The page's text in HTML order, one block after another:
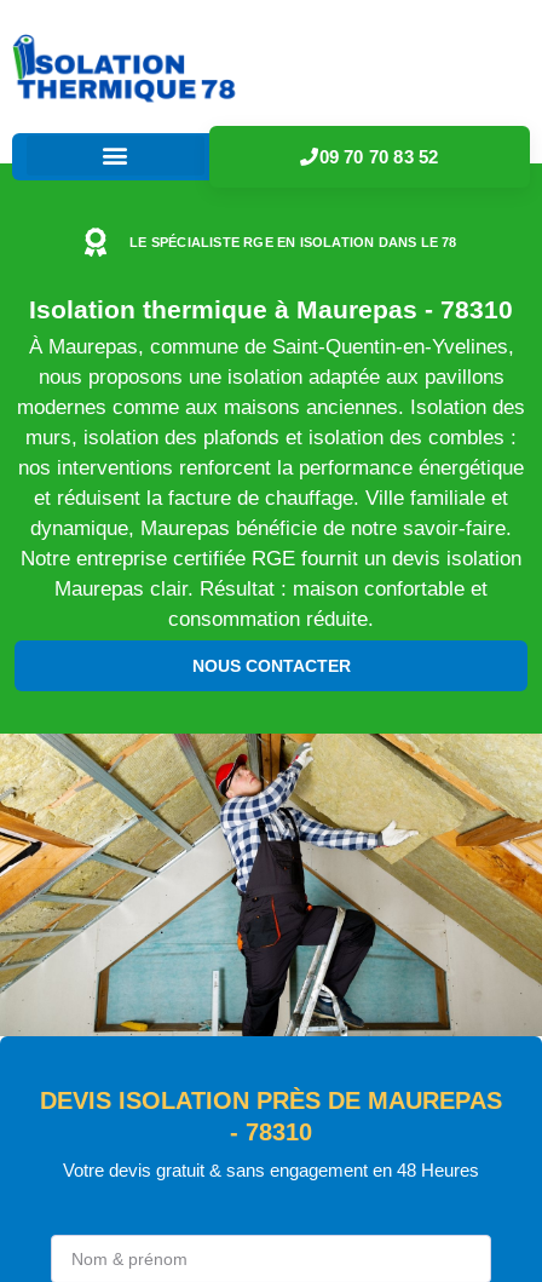
09 70 70 83 52
LE SPÉCIALISTE RGE EN ISOLATION DANS LE 78
Isolation thermique à Maurepas - 78310
À Maurepas, commune de Saint-Quentin-en-Yvelines,
nous proposons une isolation adaptée aux pavillons
modernes comme aux maisons anciennes. Isolation des
murs, isolation des plafonds et isolation des combles :
nos interventions renforcent la performance énergétique
et réduisent la facture de chauffage. Ville familiale et
dynamique, Maurepas bénéficie de notre savoir-faire.
Notre entreprise certifiée RGE fournit un devis isolation
Maurepas clair. Résultat : maison confortable et
consommation réduite.
NOUS CONTACTER
DEVIS ISOLATION PRÈS DE MAUREPAS
- 78310
Votre devis gratuit & sans engagement en 48 Heures